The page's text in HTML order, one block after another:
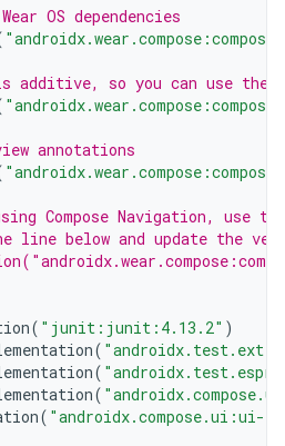
OS dependencies
additive, so you can use the
annotations
Compose Navigation, use the
line below and update the
( "junit:junit:4.13.2" )
(
(
(
( "androidx.compose.ui:ui-